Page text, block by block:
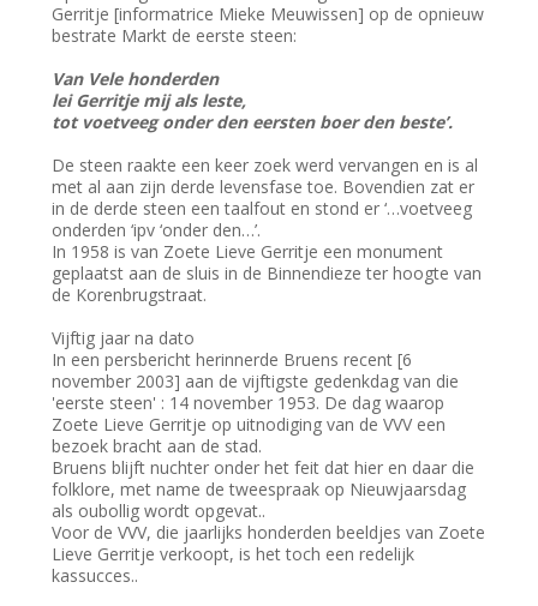
Gerritje [informatrice Mieke Meuwissen] op de opnieuw
bestrate Markt de eerste steen:
Van Vele honderden
lei Gerritje mij als leste,
tot voetveeg onder den eersten boer den beste’.
De steen raakte een keer zoek werd vervangen en is al
met al aan zijn derde levensfase toe. Bovendien zat er
in de derde steen een taalfout en stond er ‘…voetveeg
onderden ‘ipv ‘onder den…’.
In 1958 is van Zoete Lieve Gerritje een monument
geplaatst aan de sluis in de Binnendieze ter hoogte van
de Korenbrugstraat.
Vijftig jaar na dato
In een persbericht herinnerde Bruens recent [6
november 2003] aan de vijftigste gedenkdag van die
'eerste steen' : 14 november 1953. De dag waarop
Zoete Lieve Gerritje op uitnodiging van de VVV een
bezoek bracht aan de stad.
Bruens blijft nuchter onder het feit dat hier en daar die
folklore, met name de tweespraak op Nieuwjaarsdag
als oubollig wordt opgevat..
Voor de VVV, die jaarlijks honderden beeldjes van Zoete
Lieve Gerritje verkoopt, is het toch een redelijk
kassucces..